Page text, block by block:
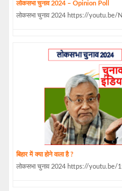
लोकसभा चुनाव 2024 – Opinion Poll
लोकसभा चुनाव 2024 https://youtu.be/
बिहार में क्या होने वाला है ?
लोकसभा चुनाव 2024 https://youtu.be/